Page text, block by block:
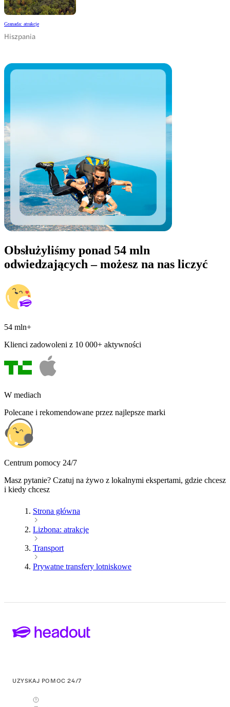
Granada: atrakcje
Hiszpania
Obsłużyliśmy ponad 54 mln
odwiedzających – możesz na nas liczyć
54 mln+
Klienci zadowoleni z 10 000+ aktywności
W mediach
Polecane i rekomendowane przez najlepsze marki
Centrum pomocy 24/7
Masz pytanie? Czatuj na żywo z lokalnymi ekspertami, gdzie chcesz
i kiedy chcesz
Strona główna
Lizbona: atrakcje
Transport
Prywatne transfery lotniskowe
UZYSKAJ POMOC 24/7